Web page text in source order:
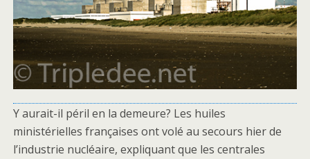
Y aurait-il péril en la demeure? Les huiles
ministérielles françaises ont volé au secours hier de
l’industrie nucléaire, expliquant que les centrales